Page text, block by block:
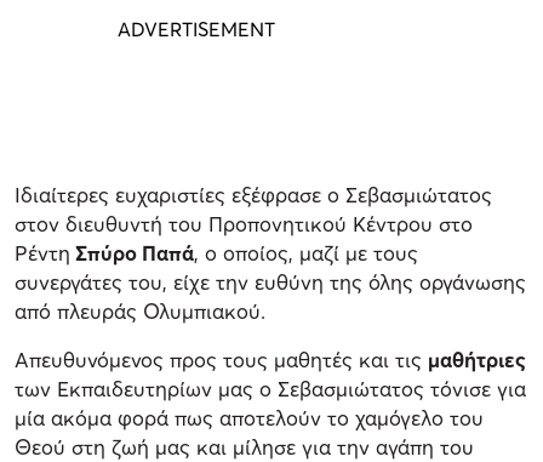
Ιδιαίτερες ευχαριστίες εξέφρασε ο Σεβασμιώτατος
στον διευθυντή του Προπονητικού Κέντρου στο
Ρέντη Σπύρο Παπά, ο οποίος, μαζί με τους
συνεργάτες του, είχε την ευθύνη της όλης οργάνωσης
από πλευράς Ολυμπιακού.
Απευθυνόμενος προς τους μαθητές και τις μαθήτριες
των Εκπαιδευτηρίων μας ο Σεβασμιώτατος τόνισε για
μία ακόμα φορά πως αποτελούν το χαμόγελο του
Θεού στη ζωή μας και μίλησε για την αγάπη του